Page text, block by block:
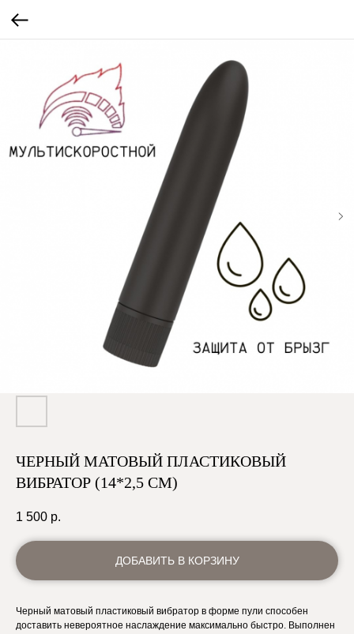
ЧЕРНЫЙ МАТОВЫЙ ПЛАСТИКОВЫЙ
ВИБРАТОР (14*2,5 СМ)
1 500 р.
ДОБАВИТЬ В КОРЗИНУ
Черный матовый пластиковый вибратор в форме пули способен
доставить невероятное наслаждение максимально быстро. Выполнен